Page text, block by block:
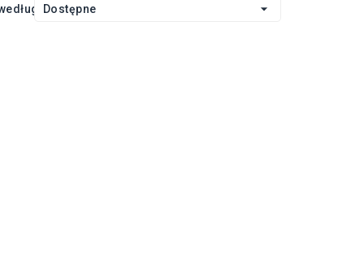
Dostępne 